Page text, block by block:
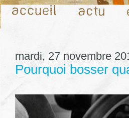
mardi, 27 novembre
Pourquoi bosser